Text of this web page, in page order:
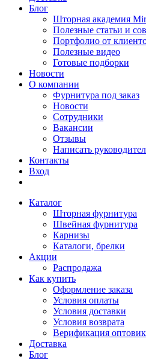
Блог
Шторная академия
Полезные статьи и
Портфолио от
Полезные видео
Готовые подборки
Новости
О компании
Фурнитура под заказ
Новости
Сотрудники
Вакансии
Отзывы
Написать
Контакты
Вход
Каталог
Шторная фурнитура
Швейная фурнитура
Карнизы
Каталоги, брелки
Акции
Распродажа
Как купить
Оформление заказа
Условия оплаты
Условия доставки
Условия возврата
Верификация
Доставка
Блог